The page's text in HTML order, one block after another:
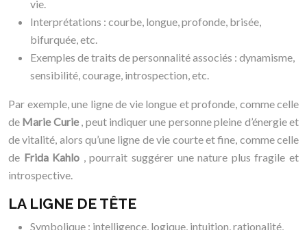
vie.
Interprétations : courbe, longue, profonde, brisée,
bifurquée, etc.
Exemples de traits de personnalité associés : dynamisme,
sensibilité, courage, introspection, etc.
Par exemple, une ligne de vie longue et profonde, comme celle
de Marie Curie, peut indiquer une personne pleine d’énergie et
de vitalité, alors qu’une ligne de vie courte et fine, comme celle
de Frida Kahlo , pourrait suggérer une nature plus fragile et
introspective.
LA LIGNE DE TÊTE
Symbolique : intelligence, logique, intuition, rationalité,